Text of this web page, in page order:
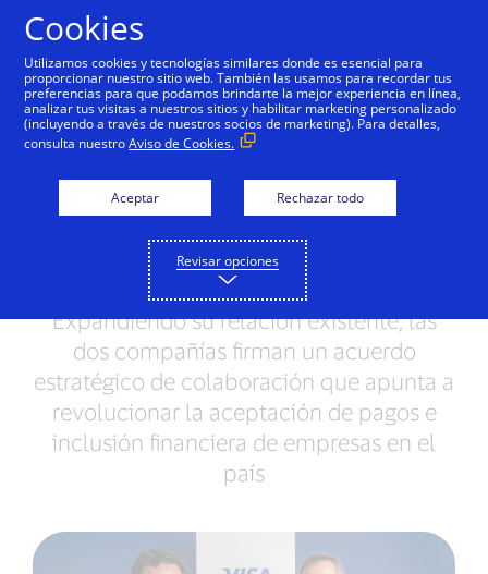
NOTAS DE PRENSA
Visa y Clip unen fuerzas
para acelerar la
aceptación de pagos
digitales en México
Expandiendo su relación existente, las
dos compañías firman un acuerdo
estratégico de colaboración que apunta a
revolucionar la aceptación de pagos e
inclusión financiera de empresas en el
país
Cookies
Utilizamos cookies y tecnologías similares donde es esencial para
proporcionar nuestro sitio web. También las usamos para recordar tus
preferencias para que podamos brindarte la mejor experiencia en línea,
analizar tus visitas a nuestros sitios y habilitar marketing personalizado
(incluyendo a través de nuestros socios de marketing). Para detalles,
consulta nuestroAviso de Cookies.
Aceptar Rechazar todo
Revisar opciones